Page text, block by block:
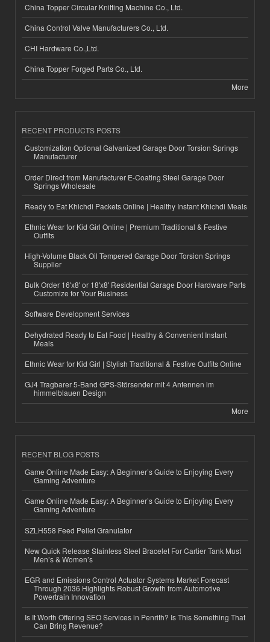
China Topper Circular Knitting Machine Co., Ltd.
China Control Valve Manufacturers Co., Ltd.
CHI Hardware Co.,Ltd.
China Topper Forged Parts Co., Ltd.
More
RECENT PRODUCTS POSTS
Customization Optional Galvanized Garage Door Torsion Springs
Manufacturer
Order Direct from Manufacturer E-Coating Steel Garage Door
Springs Wholesale
Ready to Eat Khichdi Packets Online | Healthy Instant Khichdi Meals
Ethnic Wear for Kid Girl Online | Premium Traditional & Festive
Outfits
High-Volume Black Oil Tempered Garage Door Torsion Springs
Supplier
Bulk Order 16'x8' or 18'x8' Residential Garage Door Hardware Parts
Customize for Your Business
Software Development Services
Dehydrated Ready to Eat Food | Healthy & Convenient Instant
Meals
Ethnic Wear for Kid Girl | Stylish Traditional & Festive Outfits Online
GJ4 Tragbarer 5-Band GPS-Störsender mit 4 Antennen im
himmelblauen Design
More
RECENT BLOG POSTS
Game Online Made Easy: A Beginner’s Guide to Enjoying Every
Gaming Adventure
Game Online Made Easy: A Beginner’s Guide to Enjoying Every
Gaming Adventure
SZLH558 Feed Pellet Granulator
New Quick Release Stainless Steel Bracelet For Cartier Tank Must
Men’s & Women’s
EGR and Emissions Control Actuator Systems Market Forecast
Through 2036 Highlights Robust Growth from Automotive
Powertrain Innovation
Is It Worth Offering SEO Services in Penrith? Is This Something That
Can Bring Revenue?